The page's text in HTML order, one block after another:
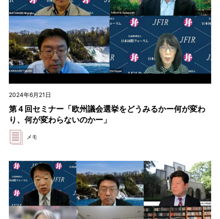
2024年6月21日
第４回セミナー「欧州議会選挙をどうみるかー何が変わ
り、何が変わらないのかー」
メモ